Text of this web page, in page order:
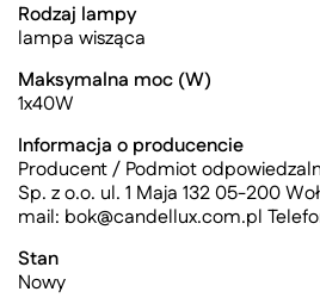
Rodzaj lampy
lampa wisząca
Maksymalna moc (W)
1x40W
Informacja o producencie
Producent / Podmiot
Sp. z o.o. ul. 1 Maja 132 05-200
mail: bok@candellux.com.pl
Stan
Nowy